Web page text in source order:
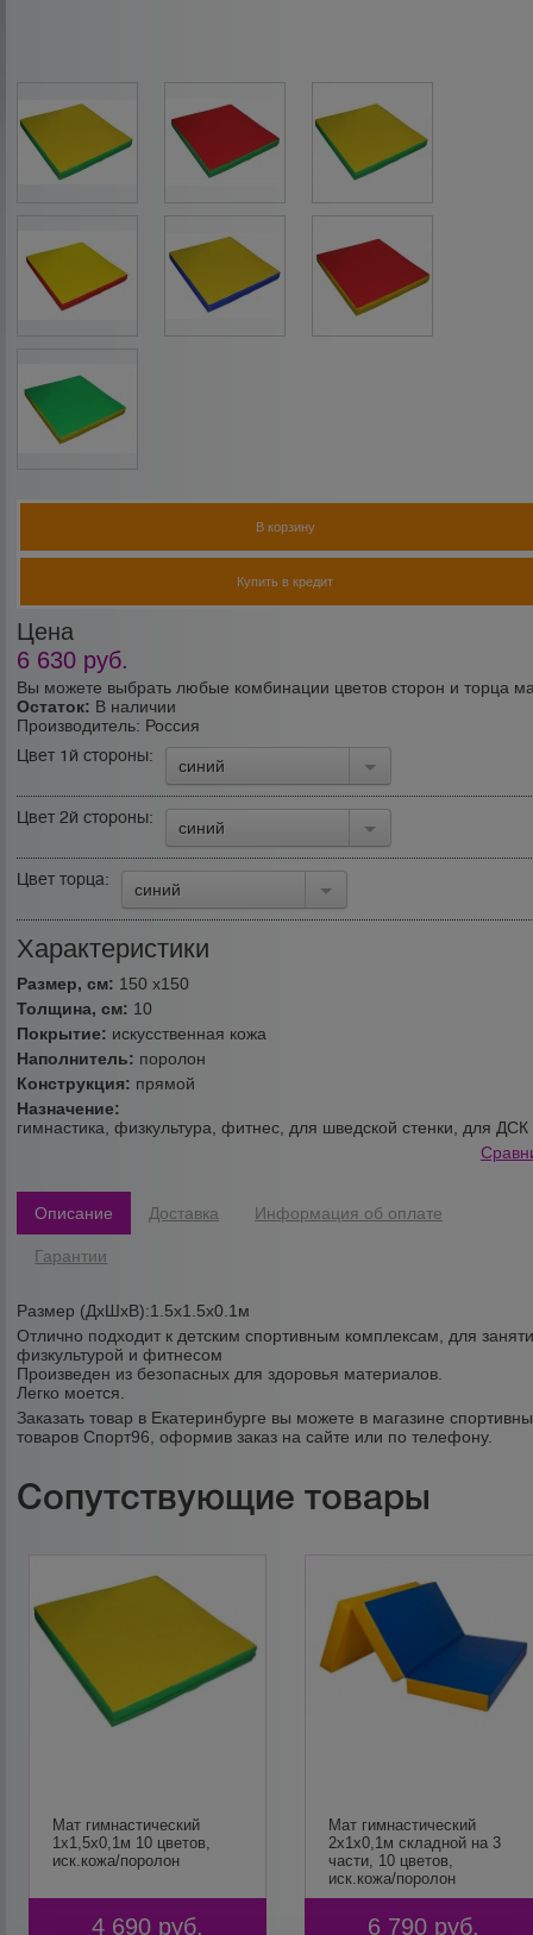
Вы можете выбрать любые комбинации цветов сторон и торца
Остаток: В наличии
Производитель: Россия
Цвет 1й стороны:
синий
Цвет 2й стороны:
синий
Цвет торца:
синий
Характеристики
Размер, см: 150 х150
Толщина, см: 10
Покрытие: искусственная кожа
Наполнитель: поролон
Конструкция: прямой
Назначение:
гимнастика, физкультура, фитнес, для шведской стенки, для ДСК
Цена
6 630 руб.
В корзину
Купить в кредит
Описание Доставка Информация об оплате
Гарантии
Размер (ДхШхВ):1.5х1.5х0.1м
Отлично подходит к детским спортивным комплексам, для
физкультурой и фитнесом
Произведен из безопасных для здоровья материалов.
Легко моется.
Заказать товар в Екатеринбурге вы можете в магазине
товаров Спорт96, оформив заказ на сайте или по телефону.
Сопутствующие товары
Мат гимнастический
1х1,5х0,1м 10 цветов,
иск.кожа/поролон
4 690 руб.
Мат гимнастический
2х1х0,1м складной на 3
части, 10 цветов,
иск.кожа/поролон
6 790 руб.